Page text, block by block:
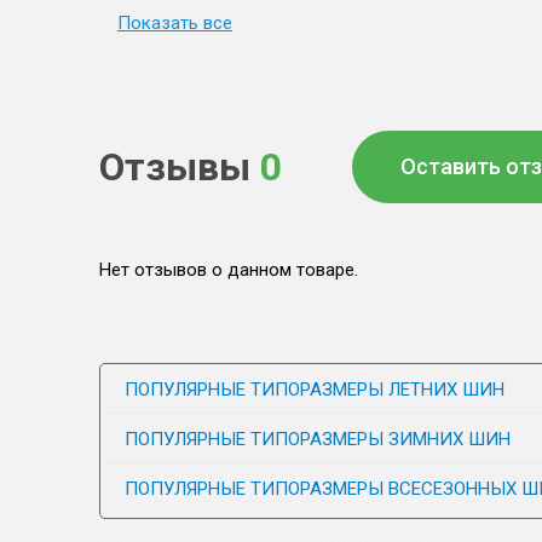
Показать все
Отзывы 0 Оставить
Нет отзывов о данном товаре.
ПОПУЛЯРНЫЕ ТИПОРАЗМЕРЫ ЛЕТНИХ ШИН
ПОПУЛЯРНЫЕ ТИПОРАЗМЕРЫ ЗИМНИХ ШИН
ПОПУЛЯРНЫЕ ТИПОРАЗМЕРЫ ВСЕСЕЗОННЫХ